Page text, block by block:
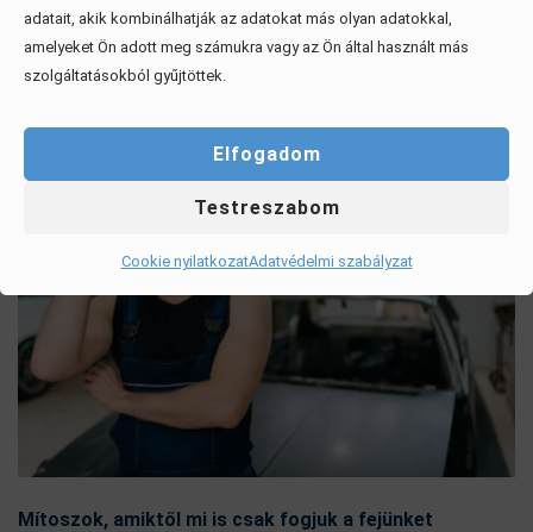
adatait, akik kombinálhatják az adatokat más olyan adatokkal,
amelyeket Ön adott meg számukra vagy az Ön által használt más
szolgáltatásokból gyűjtöttek.
Elfogadom
Testreszabom
Cookie nyilatkozatAdatvédelmi szabályzat
Mítoszok, amiktől mi is csak fogjuk a fejünket